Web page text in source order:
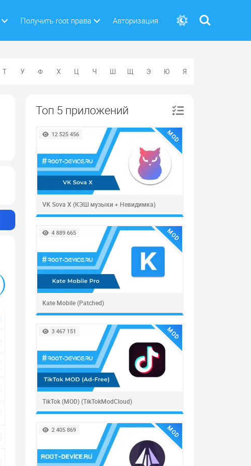
Получить root права Авторизация
Поиск
Т У Ф Х Ц Ч Ш Щ Э Ю Я
Топ 5 приложений
MOD
12 525 456
VK Sova X (КЭШ музыки + Невидимка)
MOD
4 889 665
Kate Mobile (Patched)
MOD
3 467 151
TikTok (MOD) (TikTokModCloud)
MOD
2 405 869